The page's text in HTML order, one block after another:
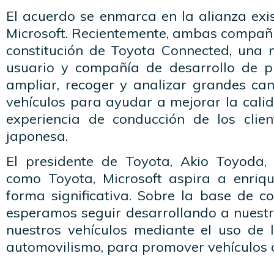
El acuerdo se enmarca en la alianza
Microsoft. Recientemente, ambas
constitución de Toyota Connected, una
usuario y compañía de desarrollo de
ampliar, recoger y analizar grandes
vehículos para ayudar a mejorar la
experiencia de conducción de los
japonesa.
El presidente de Toyota, Akio Toyoda,
como Toyota, Microsoft aspira a
forma significativa. Sobre la base de
esperamos seguir desarrollando a
nuestros vehículos mediante el uso de
automovilismo, para promover vehículos